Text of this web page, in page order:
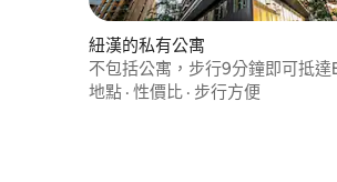
紐漢的私有公寓
不包括公寓，步行9分鐘即可抵達
最多5分鐘
地點 · 性價比 · 步行方便